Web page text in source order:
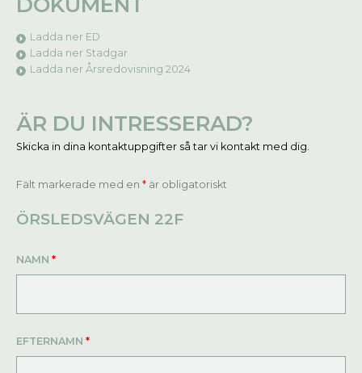
Ladda ner ED
Ladda ner Stadgar
Ladda ner Årsredovisning 2024
ÄR DU INTRESSERAD?
Skicka in dina kontaktuppgifter så tar vi kontakt med dig.
Fält markerade med en * är obligatoriskt
ÖRSLEDSVÄGEN 22F
NAMN *
EFTERNAMN *